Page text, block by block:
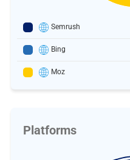
Semrush
Bing
Moz
Platforms